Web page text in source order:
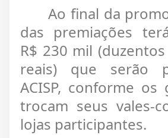
Ao final da
das premiações
R$ 230 mil
reais) que serão
ACISP, conforme os
trocam seus vales-
lojas participantes.